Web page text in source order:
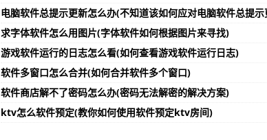
电脑软件总提示更新怎么办(不知道该如何应对电脑软件总提示
求字体软件怎么用图片(字体软件如何根据图片来寻找)
游戏软件运行的日志怎么看(如何查看游戏软件运行日志)
软件多窗口怎么合并(如何合并软件多个窗口)
软件商店解不了密码怎么办(密码无法解密的解决方案)
ktv怎么软件预定(教你如何使用软件预定ktv房间)